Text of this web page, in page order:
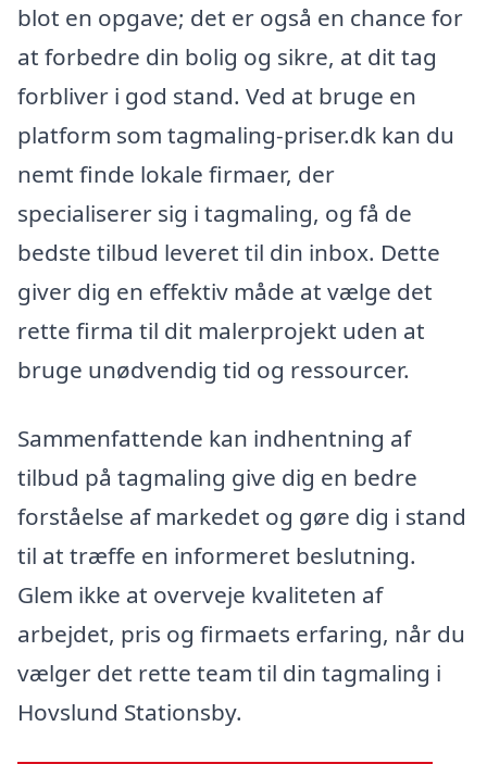
blot en opgave; det er også en chance for
at forbedre din bolig og sikre, at dit tag
forbliver i god stand. Ved at bruge en
platform som tagmaling-priser.dk kan du
nemt finde lokale firmaer, der
specialiserer sig i tagmaling, og få de
bedste tilbud leveret til din inbox. Dette
giver dig en effektiv måde at vælge det
rette firma til dit malerprojekt uden at
bruge unødvendig tid og ressourcer.
Sammenfattende kan indhentning af
tilbud på tagmaling give dig en bedre
forståelse af markedet og gøre dig i stand
til at træffe en informeret beslutning.
Glem ikke at overveje kvaliteten af
arbejdet, pris og firmaets erfaring, når du
vælger det rette team til din tagmaling i
Hovslund Stationsby.